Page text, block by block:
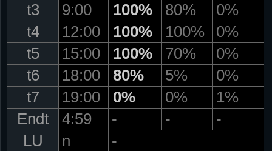
t3
9:00 100% 80%
0%
t4
12:00 100% 100%
0%
t5
15:00 100% 70%
0%
t6
18:00 80% 5%
0%
t7
19:00 0% 0%
1%
Endt
4:59 - -
-
LU
n
-